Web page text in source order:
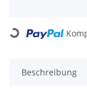
Loading...
Beschreibung